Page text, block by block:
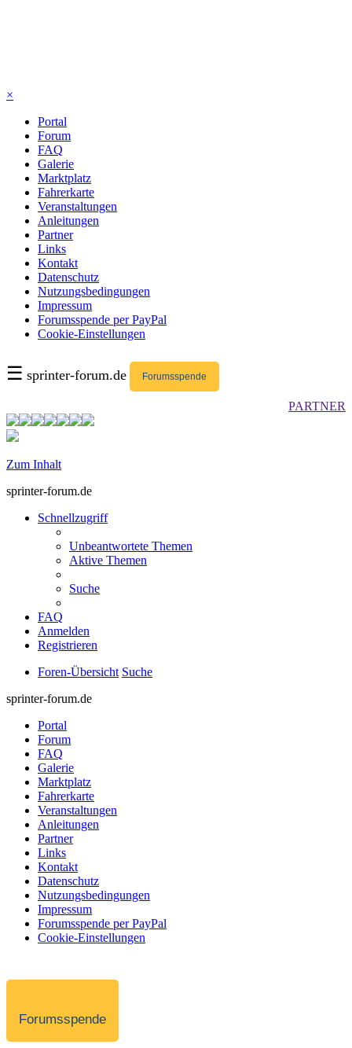
×
Portal
Forum
FAQ
Galerie
Marktplatz
Fahrerkarte
Veranstaltungen
Anleitungen
Partner
Links
Kontakt
Datenschutz
Nutzungsbedingungen
Impressum
Forumsspende per PayPal
Cookie-Einstellungen
☰ sprinter-forum.de Forumsspende
PARTNER
Zum Inhalt
sprinter-forum.de
Schnellzugriff
Unbeantwortete Themen
Aktive Themen
Suche
FAQ
Anmelden
Registrieren
Foren-Übersicht Suche
sprinter-forum.de
Portal
Forum
FAQ
Galerie
Marktplatz
Fahrerkarte
Veranstaltungen
Anleitungen
Partner
Links
Kontakt
Datenschutz
Nutzungsbedingungen
Impressum
Forumsspende per PayPal
Cookie-Einstellungen
Forumsspende